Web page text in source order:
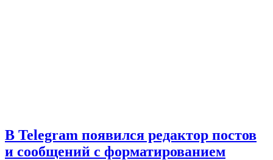
В Telegram появился редактор постов
и сообщений с форматированием